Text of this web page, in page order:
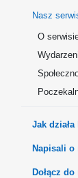
Nasz
O
Jak
Napisali o
Dołącz do